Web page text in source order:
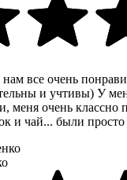
все очень
и учтивы) У
меня очень классно
и чай... были